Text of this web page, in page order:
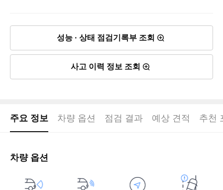
성능 · 상태 점검기록부 조회
사고 이력 정보 조회
주요 정보 차량 옵션 점검 결과 예상 견적 추천
차량 옵션